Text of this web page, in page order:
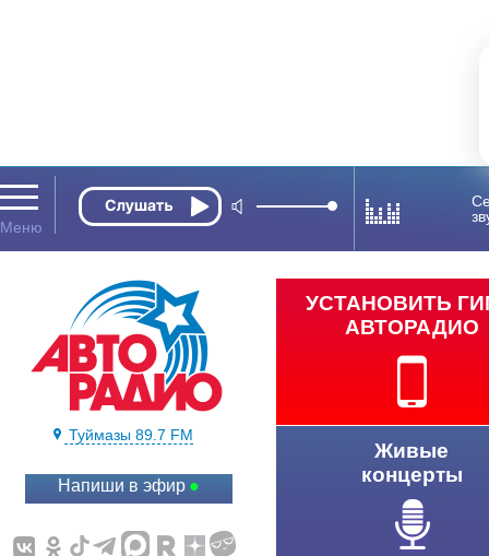
Туймазы 89.7 FM
Напиши в эфир
УСТАНОВИТЬ
АВТОРАДИО
Живые
концерты